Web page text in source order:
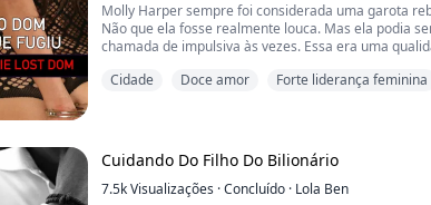
Molly Harper sempre foi considerada uma garota
Não que ela fosse realmente louca. Mas ela podia
chamada de impulsiva às vezes. Essa era uma
sempre teve alguém em quem podia confiar para
Cidade Doce amor Forte liderança feminina
Cuidando Do Filho Do Bilionário
7.5kVisualizações ·Concluído · Lola Ben